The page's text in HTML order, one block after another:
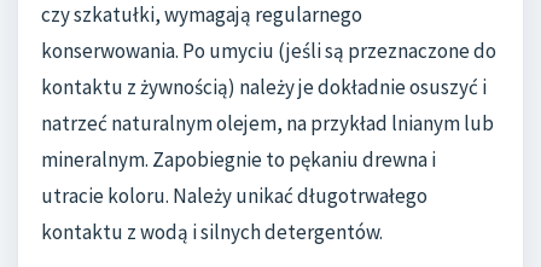
czy szkatułki, wymagają regularnego
konserwowania. Po umyciu (jeśli są przeznaczone do
kontaktu z żywnością) należy je dokładnie osuszyć i
natrzeć naturalnym olejem, na przykład lnianym lub
mineralnym. Zapobiegnie to pękaniu drewna i
utracie koloru. Należy unikać długotrwałego
kontaktu z wodą i silnych detergentów.